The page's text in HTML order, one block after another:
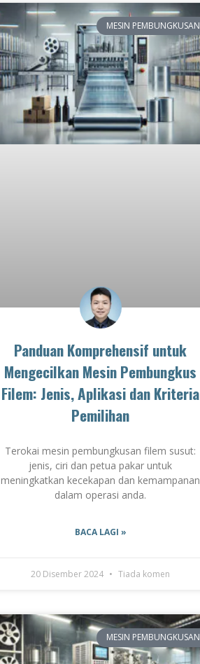
MESIN PEMBUNGKUSAN
Panduan Komprehensif untuk
Mengecilkan Mesin Pembungkus
Filem: Jenis, Aplikasi dan Kriteria
Pemilihan
Terokai mesin pembungkusan filem susut:
jenis, ciri dan petua pakar untuk
meningkatkan kecekapan dan kemampanan
dalam operasi anda.
BACA LAGI »
20 Disember 2024 Tiada komen
MESIN PEMBUNGKUSAN